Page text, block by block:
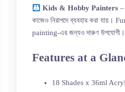
Kids & Hobby Painters –
কাজেও নিরাপদে ব্যবহার করা যায়।
painting-এর জন্যও দারুণ উপযোগী।
Features at a
18 Shades x 36ml